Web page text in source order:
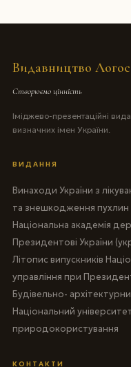
Видавництво Логос
Створюємо цінність
Іміджево-презентаційні
визначних імен України.
ВИДАННЯ
Винаходи України з
та знешкодження пухлин
Національна академія
Президентові України
Літопис випускників
управління при
Будівельно-
Національний
природокористування
КОНТАКТИ